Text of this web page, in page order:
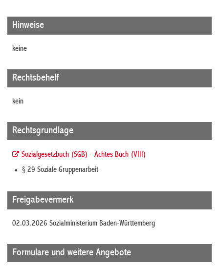
Hinweise
keine
Rechtsbehelf
kein
Rechtsgrundlage
Sozialgesetzbuch (SGB) - Achtes Buch (VIII)
§ 29 Soziale Gruppenarbeit
Freigabevermerk
02.03.2026 Sozialministerium Baden-Württemberg
Formulare und weitere Angebote